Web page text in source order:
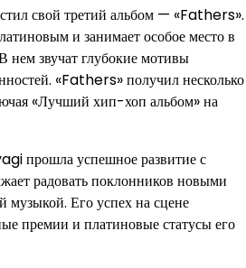
свой третий альбом — «Fathers».
и занимает особое место в
нем звучат глубокие мотивы
«Fathers» получил несколько
«Лучший хип-хоп альбом» на
прошла успешное развитие с
радовать поклонников новыми
музыкой. Его успех на сцене
премии и платиновые статусы его